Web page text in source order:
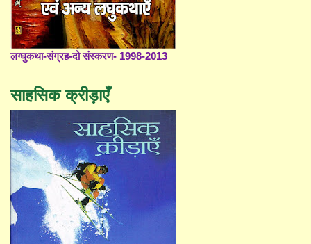
लग्घुकथा-संग्रह-दो संस्करण- 1998-2013
साहसिक क्रीड़ाएँ